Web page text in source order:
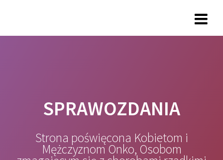
SPRAWOZDANIA
Strona poświęcona Kobietom i
Mężczyznom Onko, Osobom